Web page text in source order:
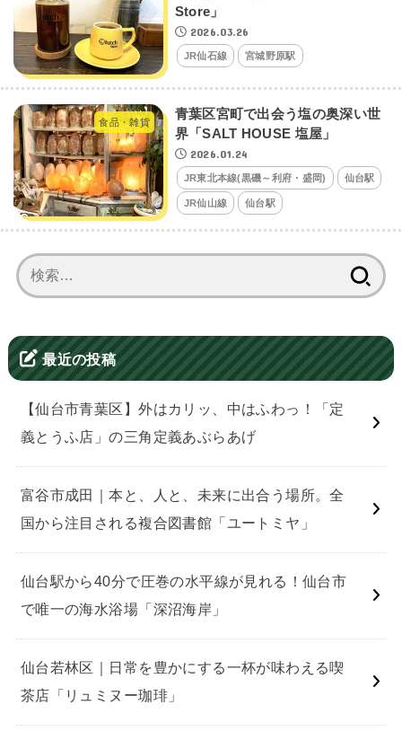
Store」
2026.03.26
JR仙石線 宮城野原駅
食品・雑貨
青葉区宮町で出会う塩の奥深い世
界「SALT HOUSE 塩屋」
2026.01.24
JR東北本線(黒磯～利府・盛岡) 仙台駅
JR仙山線 仙台駅
索:
最近の投稿
【仙台市青葉区】外はカリッ、中はふわっ！「定
義とうふ店」の三角定義あぶらあげ
富谷市成田｜本と、人と、未来に出合う場所。全
国から注目される複合図書館「ユートミヤ」
仙台駅から40分で圧巻の水平線が見れる！仙台市
で唯一の海水浴場「深沼海岸」
仙台若林区｜日常を豊かにする一杯が味わえる喫
茶店「リュミヌー珈琲」